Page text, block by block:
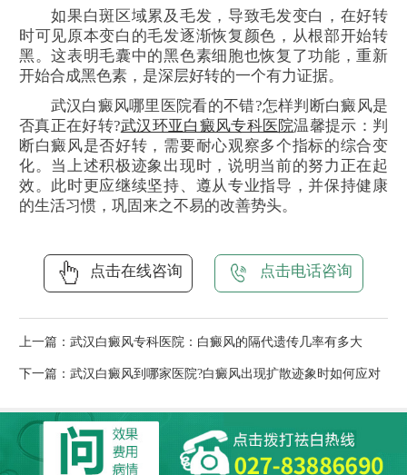
如果白斑区域累及毛发，导致毛发变白，在好转
时可见原本变白的毛发逐渐恢复颜色，从根部开始转
黑。这表明毛囊中的黑色素细胞也恢复了功能，重新
开始合成黑色素，是深层好转的一个有力证据。
武汉白癜风哪里医院看的不错?怎样判断白癜风是
否真正在好转?武汉环亚白癜风专科医院温馨提示：判
断白癜风是否好转，需要耐心观察多个指标的综合变
化。当上述积极迹象出现时，说明当前的努力正在起
效。此时更应继续坚持、遵从专业指导，并保持健康
的生活习惯，巩固来之不易的改善势头。
点击在线咨询 点击电话咨询
上一篇： 武汉白癜风专科医院：白癜风的隔代遗传几率有多大
下一篇： 武汉白癜风到哪家医院?白癜风出现扩散迹象时如何应对